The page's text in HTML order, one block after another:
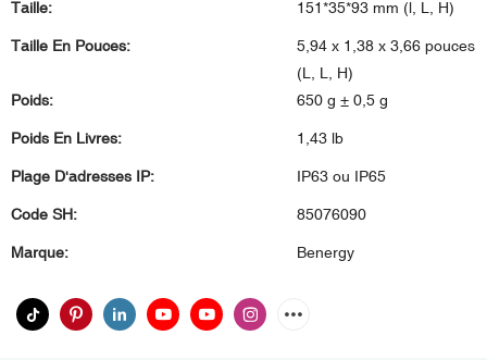
Taille: 151*35*93 mm (l, L, H)
Taille En Pouces:
5,94 x 1,38 x 3,66 pouces
(L, L, H)
Poids:
650 g ± 0,5 g
Poids En Livres: 1,43 lb
Plage D'adresses IP: IP63 ou IP65
Code SH: 85076090
Marque: Benergy